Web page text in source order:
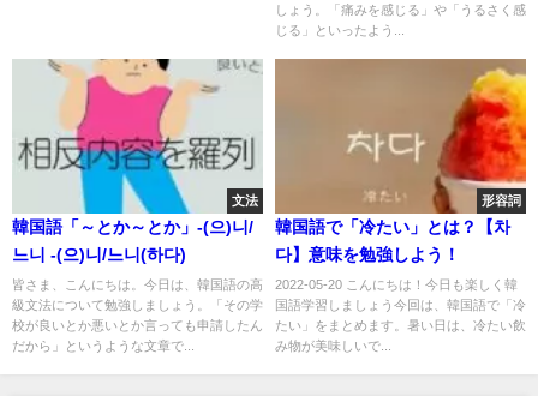
しょう。「痛みを感じる」や「うるさく感
じる」といったよう...
文法
韓国語「～とか～とか」-(으)니/
느니 -(으)니/느니(하다)
皆さま、こんにちは。今日は、韓国語の高
級文法について勉強しましょう。「その学
校が良いとか悪いとか言っても申請したん
だから」というような文章で...
形容詞
韓国語で「冷たい」とは？【차
다】意味を勉強しよう！
2022-05-20 こんにちは！今日も楽しく韓
国語学習しましょう今回は、韓国語で「冷
たい」をまとめます。暑い日は、冷たい飲
み物が美味しいで...